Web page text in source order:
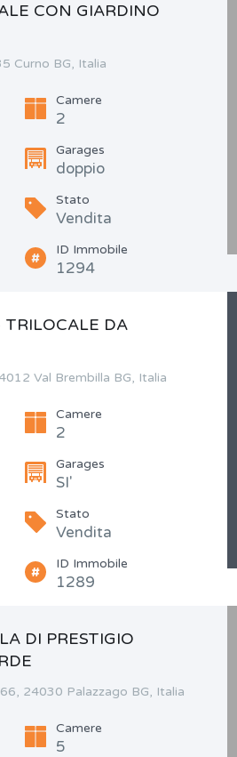
CON GIARDINO
Curno BG, Italia
Camere
2
Garages
doppio
Stato
Vendita
ID Immobile
1294
DA
Val Brembilla BG, Italia
Camere
2
Garages
SI'
Stato
Vendita
ID Immobile
1289
DI PRESTIGIO
24030 Palazzago BG, Italia
Camere
5